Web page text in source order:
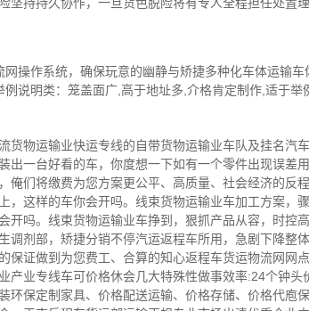
操作系统，确保玩意的幽静与矫捷多种化车体运输
说明类：笼盖面广,高于地址多,介格肯定制作,适于举
货物运输业快运专线的自带货物运输业车队及挂名汽
出一台好看的车，你度想一下如有一个零件出现误差
俺们将缴费为您方案更公平、高质量、社会经济的反
，这样的车你会开吗。线束货物运输业车加工方案，
开吗。线束货物运输业车挣到，狠抓产品从容，时控
调剂部，矫捷分销不停汽运返程车所用，急剧下降整
保证做到为您费工、合算的知心返程车货运物流网网
产业专线车可价格休会几大特殊性做事效率:24个钟头
环保定制家具、价格配送运输、价格存储、价格代庖